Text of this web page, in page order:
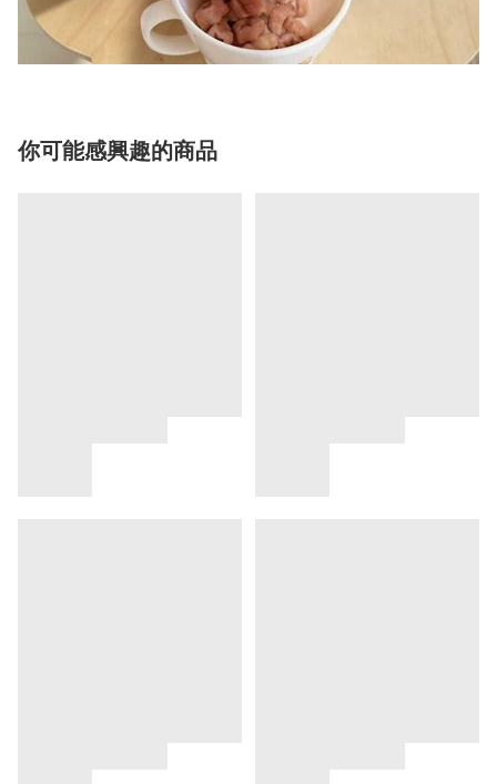
你可能感興趣的商品